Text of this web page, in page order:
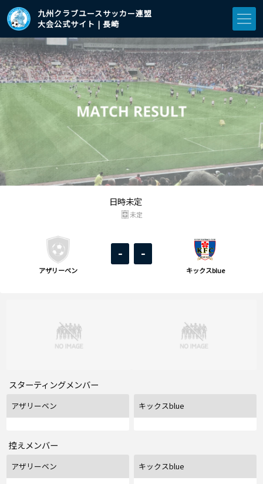
九州クラブユースサッカー連盟
大会公式サイト | 長崎
日時未定
アザリーベン
- -
キックスblue
未定
スターティングメンバー
アザリーベン キックスblue
控えメンバー
アザリーベン キックスblue